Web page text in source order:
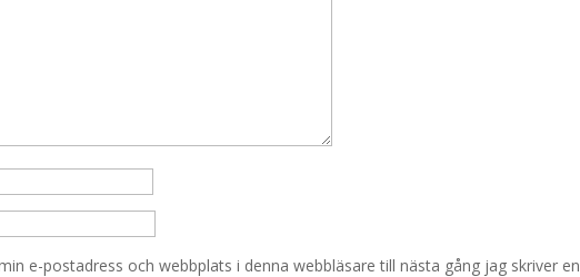
e-postadress och webbplats i denna webbläsare till nästa gång jag skriver en